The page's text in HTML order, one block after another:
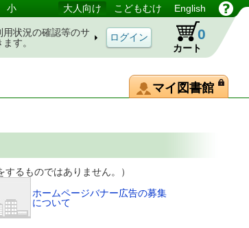
小 大人向け こどもむけ English
用状況の確認等のサ
す。
カート
0
マイ図書館
はありません。）
ホームページバナー広告の募集
について